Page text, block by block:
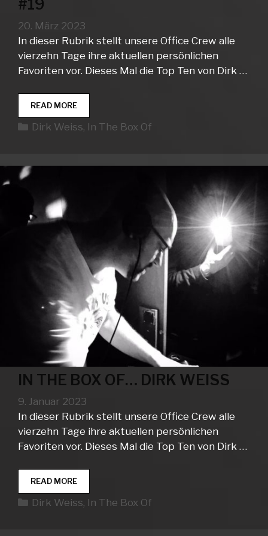
#19
20. März 2023
In dieser Rubrik stellt unsere Office Crew alle
vierzehn Tage ihre aktuellen persönlichen
Favoriten vor. Dieses Mal die Top Ten von Dirk …
READ MOREIN
THE
BOX
Kategorien
Dirk Weiss, In The Box Of
IN THE BOX OF… DIRK WEISS
9. Januar 2023
In dieser Rubrik stellt unsere Office Crew alle
vierzehn Tage ihre aktuellen persönlichen
Favoriten vor. Dieses Mal die Top Ten von Dirk …
READ MOREIN
THE
BOX
Kategorien
Dirk Weiss, In The Box Of